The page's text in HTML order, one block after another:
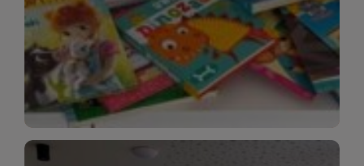
zawsze będziesz wiedzieć, co warto przeczytać
jako pierwsze.
WIĘCEJ